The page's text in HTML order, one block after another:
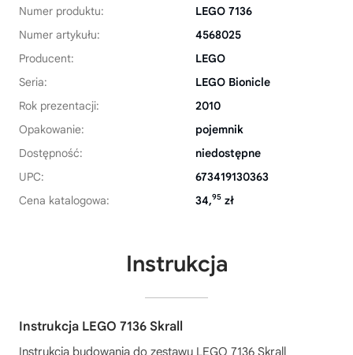
Numer produktu:
LEGO 7136
Numer artykułu:
4568025
Producent:
LEGO
Seria:
LEGO Bionicle
Rok prezentacji:
2010
Opakowanie:
pojemnik
Dostępność:
niedostępne
UPC:
673419130363
Cena katalogowa:
34,95 zł
Instrukcja
Instrukcja LEGO 7136 Skrall